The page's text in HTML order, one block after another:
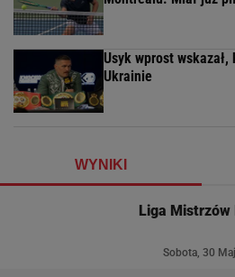
Usyk wprost
Ukrainie
WYNIKI
Liga Mistrzów
Sobota, 30